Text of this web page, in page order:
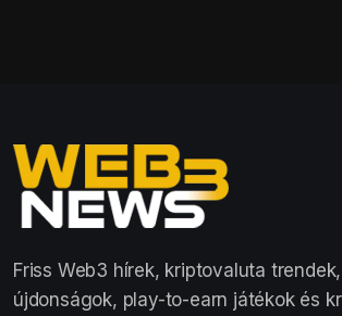
Friss Web3 hírek, kriptovaluta
újdonságok, play-to-earn játékok és